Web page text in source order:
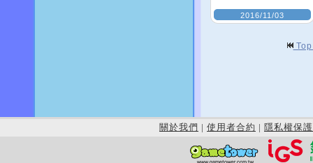
2016/11/03
關於我們 | 使用者合約 | 隱私權保護